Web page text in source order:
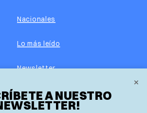
×
A NUESTRO
Nacionales
Lo más leído
Newsletter
Edición impresa